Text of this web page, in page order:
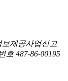
보제공사업신고
호 487-86-00195